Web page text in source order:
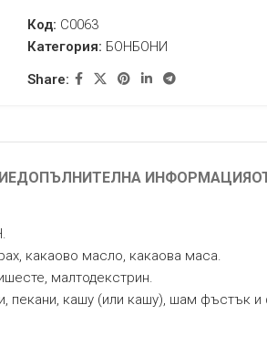
Код: C0063
Категория: БОНБОНИ
Share:
ДОПЪЛНИТЕЛНА ИНФОРМАЦИЯ
какаово масло, какаова маса.
малтодекстрин.
пекани, кашу (или кашу), шам фъстък